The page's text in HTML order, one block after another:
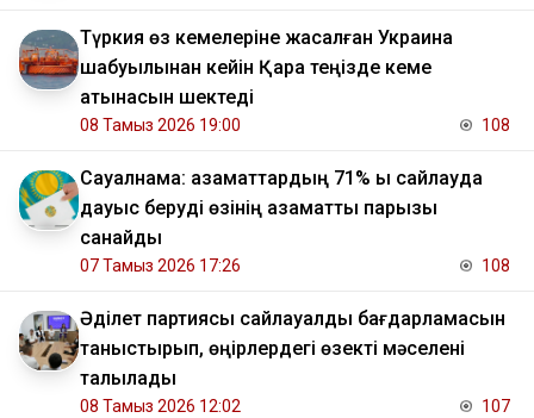
Түркия өз кемелеріне жасалған Украина
шабуылынан кейін Қара теңізде кеме
қатынасын шектеді
08 Тамыз 2026 19:00 108
Сауалнама: азаматтардың 71% ы сайлауда
дауыс беруді өзінің азаматтық парызы
санайды
07 Тамыз 2026 17:26 108
Әділет партиясы сайлауалды бағдарламасын
таныстырып, өңірлердегі өзекті мәселені
талқылады
08 Тамыз 2026 12:02 107